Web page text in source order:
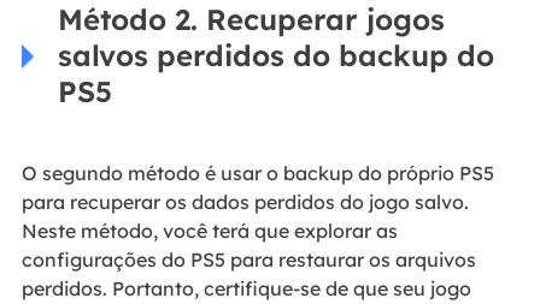
Método 2. Recuperar jogos
salvos perdidos do backup do
PS5
O segundo método é usar o backup do próprio PS5
para recuperar os dados perdidos do jogo salvo.
Neste método, você terá que explorar as
configurações do PS5 para restaurar os arquivos
perdidos. Portanto, certifique-se de que seu jogo